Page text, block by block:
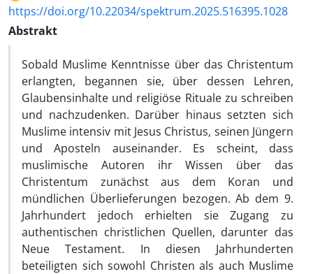
https://doi.org/10.22034/spektrum.2025.516395.1028
Abstrakt
Sobald Muslime Kenntnisse über das Christentum
erlangten, begannen sie, über dessen Lehren,
Glaubensinhalte und religiöse Rituale zu schreiben
und nachzudenken. Darüber hinaus setzten sich
Muslime intensiv mit Jesus Christus, seinen Jüngern
und Aposteln auseinander. Es scheint, dass
muslimische Autoren ihr Wissen über das
Christentum zunächst aus dem Koran und
mündlichen Überlieferungen bezogen. Ab dem 9.
Jahrhundert jedoch erhielten sie Zugang zu
authentischen christlichen Quellen, darunter das
Neue Testament. In diesen Jahrhunderten
beteiligten sich sowohl Christen als auch Muslime